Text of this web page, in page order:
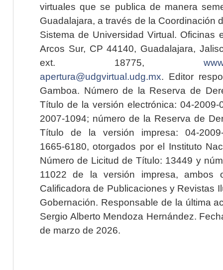
virtuales que se publica de manera
Guadalajara, a través de la Coordinación
Sistema de Universidad Virtual. Oficinas
Arcos Sur, CP 44140, Guadalajara,
ext. 18775,
apertura@udgvirtual.udg.mx. Editor
Gamboa. Número de la Reserva de
Título de la versión electrónica: 04-2009-
2007-1094; número de la Reserva de
Título de la versión impresa: 04-2009-
1665-6180, otorgados por el Instituto
Número de Licitud de Título: 13449 y
11022 de la versión impresa, ambos
Calificadora de Publicaciones y Revistas
Gobernación. Responsable de la última
Sergio Alberto Mendoza Hernández.
de marzo de 2026.